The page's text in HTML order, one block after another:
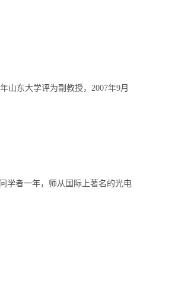
年山东大学评为副教授， 2007年9月
学者一年，师从国际上著名的光电